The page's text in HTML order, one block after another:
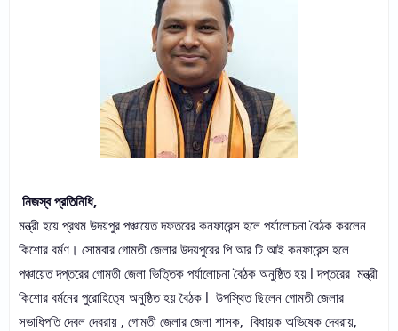
নিজস্ব প্রতিনিধি,
মন্ত্রী হয়ে প্রথম উদয়পুর পঞ্চায়েত দফতরের কনফারেন্স হলে পর্যালোচনা বৈঠক করলেন
কিশোর বৰ্মণ। সোমবার গোমতী জেলার উদয়পুরের পি আর টি আই কনফারেন্স হলে
পঞ্চায়েত দপ্তরের গোমতী জেলা ভিত্তিক পর্যালোচনা বৈঠক অনুষ্ঠিত হয় l দপ্তরের মন্ত্রী
কিশোর বর্মনের পুরোহিত্যে অনুষ্ঠিত হয় বৈঠক l উপস্থিত ছিলেন গোমতী জেলার
সভাধিপতি দেবল দেবরায় , গোমতী জেলার জেলা শাসক, বিধায়ক অভিষেক দেবরায়,